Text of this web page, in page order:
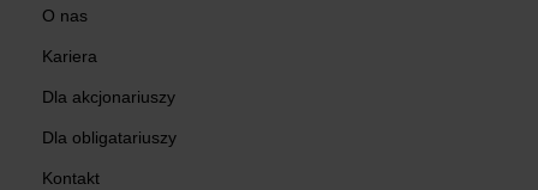
O nas
Kariera
Dla akcjonariuszy
Dla obligatariuszy
Kontakt